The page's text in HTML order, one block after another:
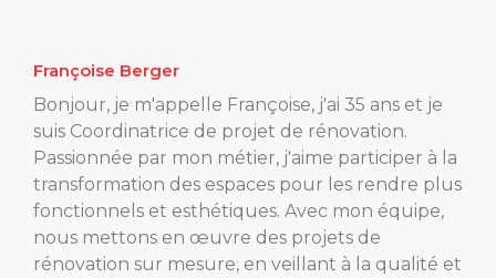
Françoise Berger
Bonjour, je m'appelle Françoise, j'ai 35 ans et je
suis Coordinatrice de projet de rénovation.
Passionnée par mon métier, j'aime participer à la
transformation des espaces pour les rendre plus
fonctionnels et esthétiques. Avec mon équipe,
nous mettons en œuvre des projets de
rénovation sur mesure, en veillant à la qualité et